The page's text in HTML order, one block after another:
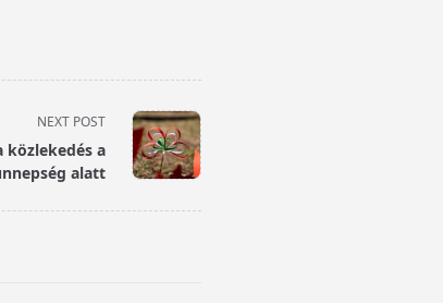
NEXT POST
közlekedés a
alatt